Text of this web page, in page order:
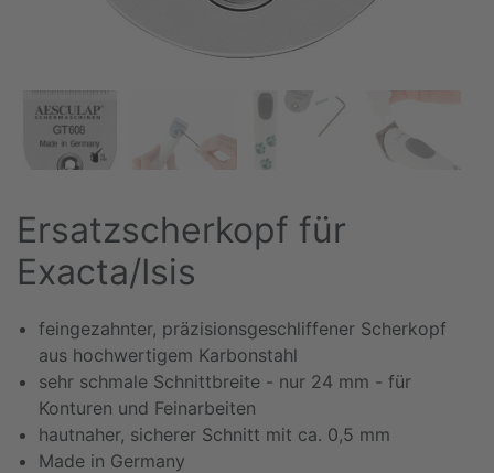
Ersatzscherkopf für
Exacta/Isis
feingezahnter, präzisionsgeschliffener Scherkopf
aus hochwertigem Karbonstahl
sehr schmale Schnittbreite - nur 24 mm - für
Konturen und Feinarbeiten
hautnaher, sicherer Schnitt mit ca. 0,5 mm
Made in Germany